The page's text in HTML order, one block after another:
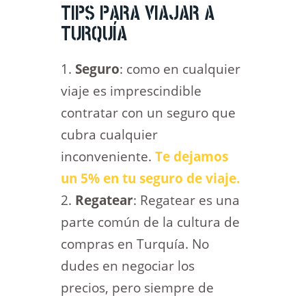
TIPS PARA VIAJAR A
TURQUÍA
Seguro: como en cualquier
viaje es imprescindible
contratar con un seguro que
cubra cualquier
inconveniente. Te dejamos
un 5% en tu seguro de viaje.
Regatear: Regatear es una
parte común de la cultura de
compras en Turquía. No
dudes en negociar los
precios, pero siempre de